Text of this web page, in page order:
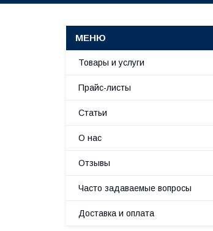
Товары и услуги
Прайс-листы
Статьи
О нас
Отзывы
Часто задаваемые вопросы
Доставка и оплата